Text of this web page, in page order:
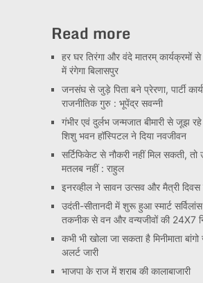
Read more
हर घर तिरंगा और वंदे मातरम् कार्यक्रमों
में रंगेगा बिलासपुर
जनसंघ से जुड़े पिता बने प्रेरणा, पार्टी
राजनीतिक गुरु : भूपेंद्र सवन्नी
गंभीर एवं दुर्लभ जन्मजात बीमारी से जूझ
शिशु भवन हॉस्पिटल ने दिया नवजीवन
सर्टिफिकेट से नौकरी नहीं मिल सकती, तो
मतलब नहीं : राहुल
इनरव्हील ने सावन उत्सव और मैत्री दिवस
उदंती-सीतानदी में शुरू हुआ स्मार्ट
तकनीक से वन और वन्यजीवों की 24X7
कभी भी खोला जा सकता है मिनीमाता
अलर्ट जारी
भाजपा के राज में शराब की कालाबाजारी